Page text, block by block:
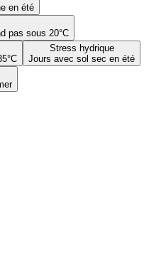
en été
pas sous 20°C
Stress hydrique
Jours avec sol sec en été